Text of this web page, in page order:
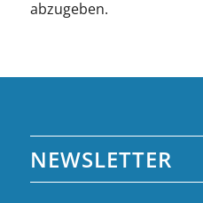
abzugeben.
NEWSLETTER